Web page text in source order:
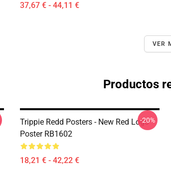
37,67 € - 44,11 €
VER
Productos
Trippie Redd Posters - New Red Logo
Poster RB1602
18,21 € - 42,22 €
-20%